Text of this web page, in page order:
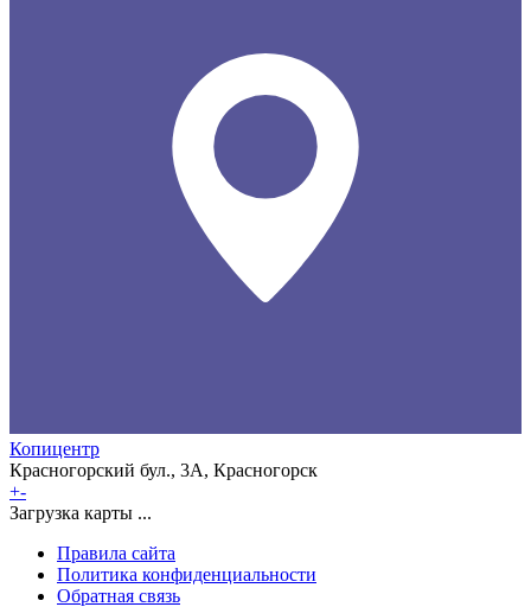
Копицентр
Красногорский бул., 3А, Красногорск
+-
Загрузка карты ...
Правила сайта
Политика конфиденциальности
Обратная связь